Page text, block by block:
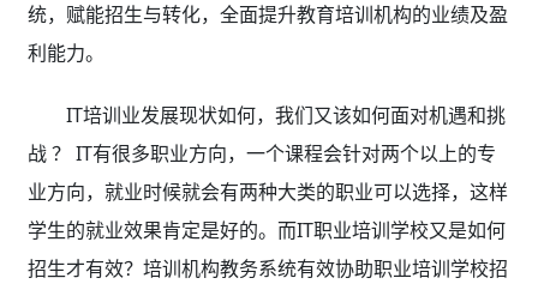
统，赋能招生与转化，全面提升教育培训机构的业绩及盈
利能力。
IT培训业发展现状如何，我们又该如何面对机遇和挑
战 ？ IT有很多职业方向，一个课程会针对两个以上的专
业方向，就业时候就会有两种大类的职业可以选择，这样
学生的就业效果肯定是好的。而IT职业培训学校又是如何
招生才有效？培训机构教务系统有效协助职业培训学校招